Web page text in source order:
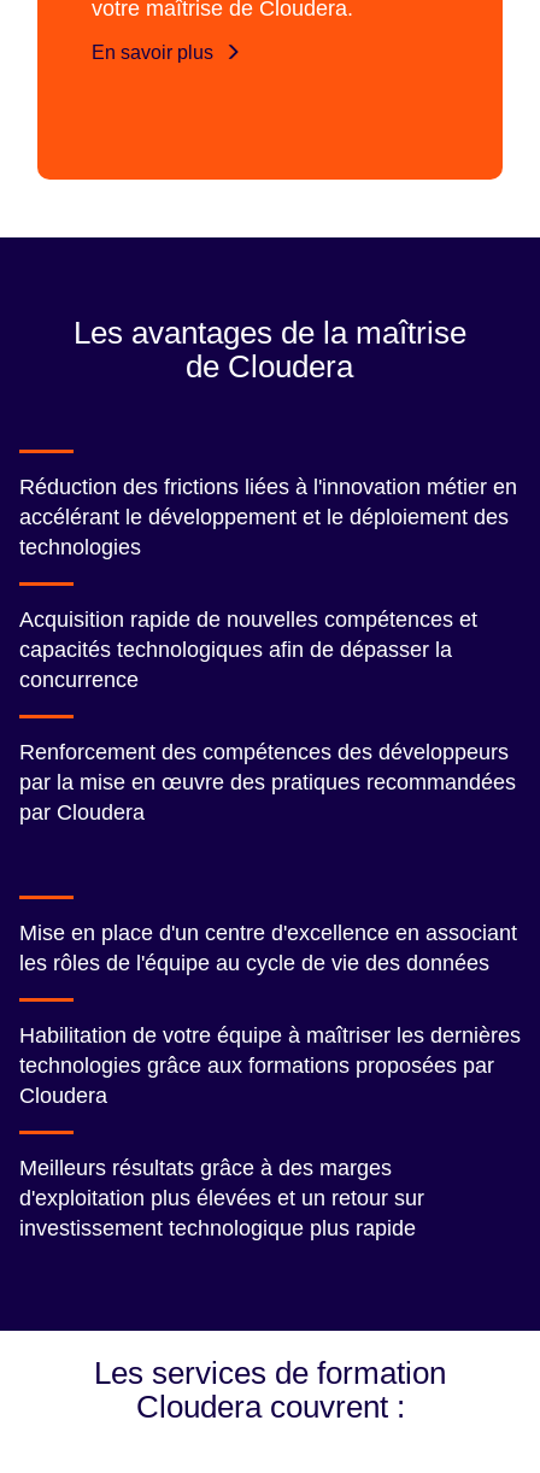
votre maîtrise de Cloudera.
En savoir plus
Les avantages de la maîtrise
de Cloudera
Réduction des frictions liées à l'innovation métier en
accélérant le développement et le déploiement des
technologies
Acquisition rapide de nouvelles compétences et
capacités technologiques afin de dépasser la
concurrence
Renforcement des compétences des développeurs
par la mise en œuvre des pratiques recommandées
par Cloudera
Mise en place d'un centre d'excellence en associant
les rôles de l'équipe au cycle de vie des données
Habilitation de votre équipe à maîtriser les dernières
technologies grâce aux formations proposées par
Cloudera
Meilleurs résultats grâce à des marges
d'exploitation plus élevées et un retour sur
investissement technologique plus rapide
Les services de formation
Cloudera couvrent :